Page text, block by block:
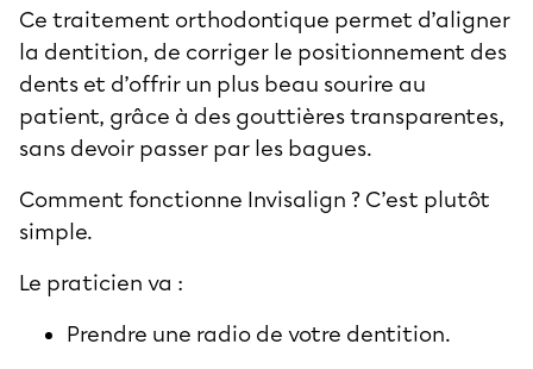
Ce traitement orthodontique permet d’aligner
la dentition, de corriger le positionnement des
dents et d’offrir un plus beau sourire au
patient, grâce à des gouttières transparentes,
sans devoir passer par les bagues.
Comment fonctionne Invisalign ? C’est plutôt
simple.
Le praticien va :
Prendre une radio de votre dentition.